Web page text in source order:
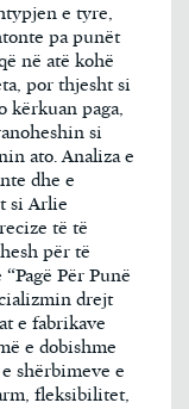
e tyre,
pa punët
në atë kohë
por thjesht si
kërkuan paga,
si
ato. Analiza e
dhe e
si Arlie
të të
për të
Për Punë
drejt
e fabrikave
e dobishme
shërbimeve e
fleksibilitet,